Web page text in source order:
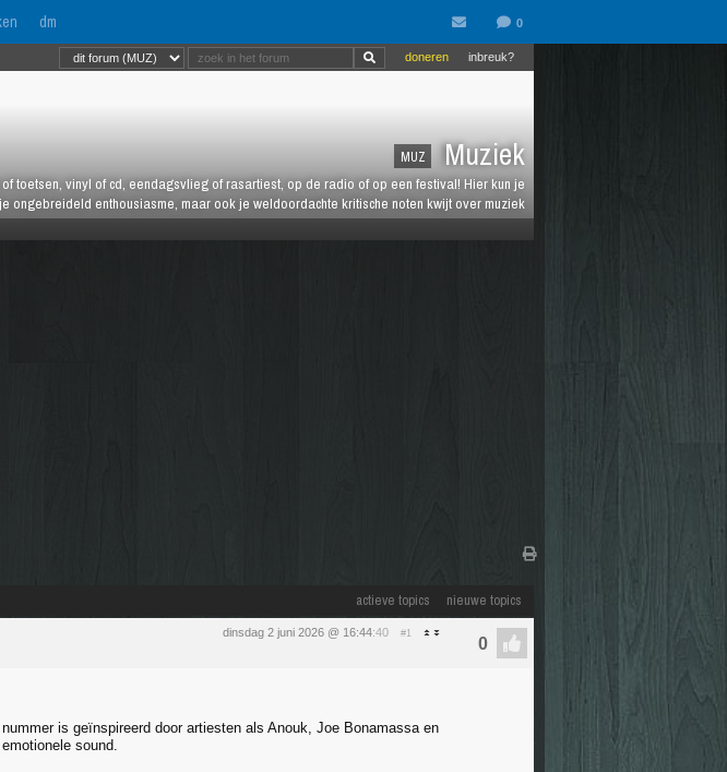
dm
MUZ Muziek
toetsen, vinyl of cd, eendagsvlieg of rasartiest, op de radio of op een festival! Hier kun je
ongebreideld enthousiasme, maar ook je weldoordachte kritische noten kwijt over muziek
inbreuk?
doneren
actieve topics nieuwe topics
dinsdag 2 juni 2026 @ 16:44:40 #1
is geïnspireerd door artiesten als Anouk, Joe Bonamassa en
sound.